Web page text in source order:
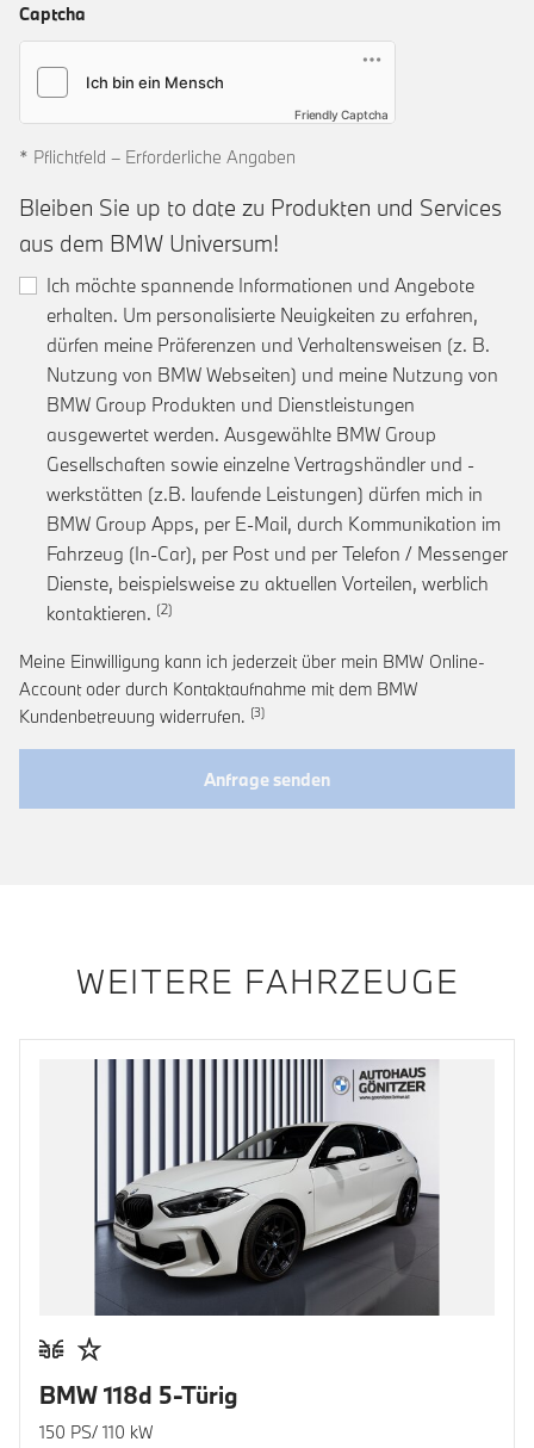
Captcha
Friendly Captcha
* Pflichtfeld – Erforderliche Angaben
Bleiben Sie up to date zu Produkten und Services
aus dem BMW Universum!
Ich möchte spannende Informationen und Angebote
erhalten. Um personalisierte Neuigkeiten zu erfahren,
dürfen meine Präferenzen und Verhaltensweisen (z. B.
Nutzung von BMW Webseiten) und meine Nutzung von
BMW Group Produkten und Dienstleistungen
ausgewertet werden. Ausgewählte BMW Group
Gesellschaften sowie einzelne Vertragshändler und -
werkstätten (z.B. laufende Leistungen) dürfen mich in
BMW Group Apps, per E-Mail, durch Kommunikation im
Fahrzeug (In-Car), per Post und per Telefon / Messenger
Dienste, beispielsweise zu aktuellen Vorteilen, werblich
kontaktieren. Link zur Fußnote: Einwilligung zur
Meine Einwilligung kann ich jederzeit über mein BMW Online-
Account oder durch Kontaktaufnahme mit dem BMW
Kundenbetreuung widerrufen. Link zur Fußnote: Widerruf der
Anfrage senden
WEITERE FAHRZEUGE
BMW 118d 5-Türig
150 PS/ 110 kW